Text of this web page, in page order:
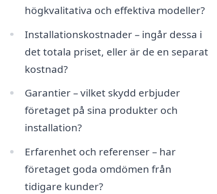
högkvalitativa och effektiva modeller?
Installationskostnader – ingår dessa i
det totala priset, eller är de en separat
kostnad?
Garantier – vilket skydd erbjuder
företaget på sina produkter och
installation?
Erfarenhet och referenser – har
företaget goda omdömen från
tidigare kunder?